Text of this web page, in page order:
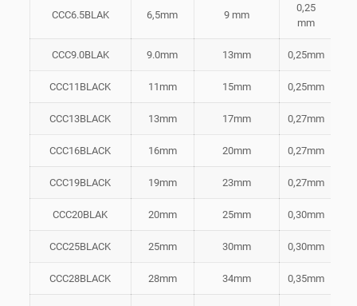
CCC6.5BLAK 6,5mm 9 mm
0,25
mm
CCC9.0BLAK 9.0mm 13mm 0,25mm
CCC11BLACK 11mm 15mm 0,25mm
CCC13BLACK 13mm 17mm 0,27mm
CCC16BLACK 16mm 20mm 0,27mm
CCC19BLACK 19mm 23mm 0,27mm
CCC20BLAK 20mm 25mm 0,30mm
CCC25BLACK 25mm 30mm 0,30mm
CCC28BLACK 28mm 34mm 0,35mm